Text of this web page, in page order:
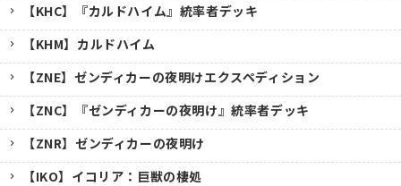
【KHC】『カルドハイム』統率者デッキ
【KHM】カルドハイム
【ZNE】ゼンディカーの夜明けエクスペディション
【ZNC】『ゼンディカーの夜明け』統率者デッキ
【ZNR】ゼンディカーの夜明け
【IKO】イコリア：巨獣の棲処